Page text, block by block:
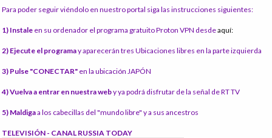
Para poder seguir viéndolo en nuestro portal siga las instrucciones siguientes:
1) Instale en su ordenador el programa gratuito Proton VPN desdeaquí:
2) Ejecute el programay aparecerán tres Ubicaciones libres en la parte izquierda
3) Pulse "CONECTAR" en la ubicación JAPÓN
4) Vuelva a entrar en nuestra weby ya podrá disfrutar de la señal de RT TV
5) Maldigaa los cabecillas del "mundo libre" y a sus ancestros
TELEVISIÓN - CANAL RUSSIA TODAY